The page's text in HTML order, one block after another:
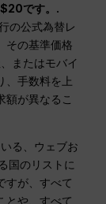
です。.
の公式為替レ
その基準価格
またはモバイ
、手数料を上
額が異なるこ
る、ウェブお
国のリストに
すが、すべて
とや、すべて